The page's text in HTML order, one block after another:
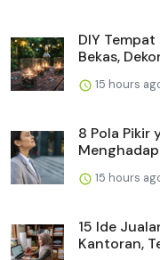
DIY
Bekas,
15 hours
8 Pola Pikir
15 hours
15 Ide
Kantoran,